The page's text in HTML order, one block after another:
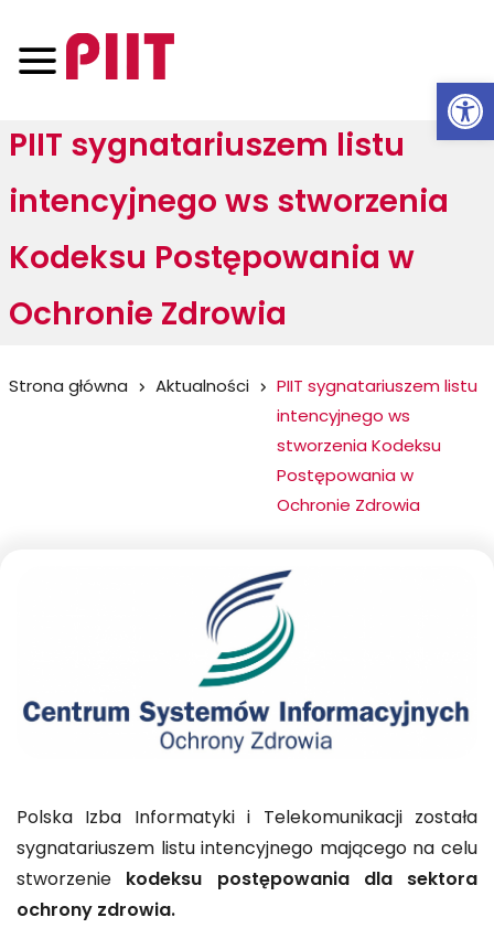
PIIT sygnatariuszem listu
intencyjnego ws stworzenia
Kodeksu Postępowania w
Ochronie Zdrowia
Jesteś
Strona główna Aktualności
PIIT sygnatariuszem listu
intencyjnego ws
stworzenia Kodeksu
Postępowania w
Ochronie Zdrowia
Polska Izba Informatyki i Telekomunikacji została
sygnatariuszem listu intencyjnego mającego na celu
stworzenie kodeksu postępowania dla sektora
ochrony zdrowia.